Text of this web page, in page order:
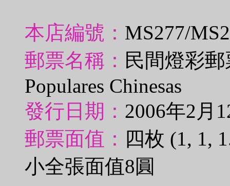
本店編號： MS277/
郵票名稱： 民間燈彩郵
Populares Chinesas
發行日期： 2006年2月
郵票面值： 四枚 (1, 1,
小全張面值8圓